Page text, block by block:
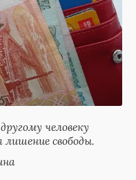
человеку
лишение свободы.